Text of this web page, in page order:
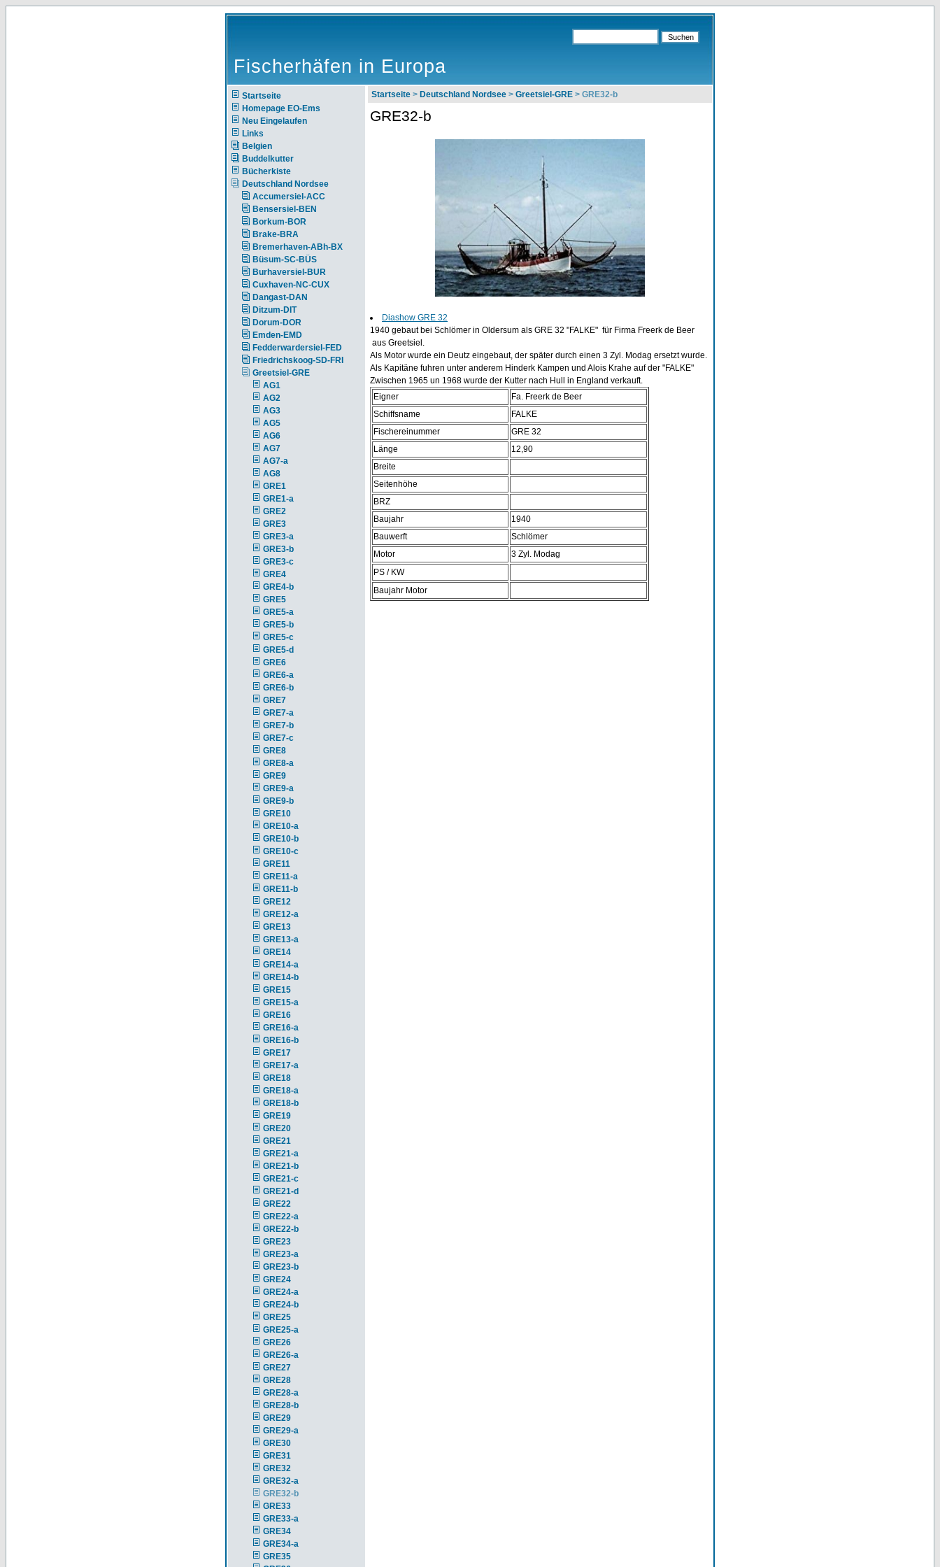
Fischerhäfen in Europa
Startseite
Homepage EO-Ems
Neu Eingelaufen
Links
Belgien
Buddelkutter
Bücherkiste
Deutschland Nordsee
Accumersiel-ACC
Bensersiel-BEN
Borkum-BOR
Brake-BRA
Bremerhaven-ABh-BX
Büsum-SC-BÜS
Burhaversiel-BUR
Cuxhaven-NC-CUX
Dangast-DAN
Ditzum-DIT
Dorum-DOR
Emden-EMD
Fedderwardersiel-FED
Friedrichskoog-SD-FRI
Greetsiel-GRE
AG1
AG2
AG3
AG5
AG6
AG7
AG7-a
AG8
GRE1
GRE1-a
GRE2
GRE3
GRE3-a
GRE3-b
GRE3-c
GRE4
GRE4-b
GRE5
GRE5-a
GRE5-b
GRE5-c
GRE5-d
GRE6
GRE6-a
GRE6-b
GRE7
GRE7-a
GRE7-b
GRE7-c
GRE8
GRE8-a
GRE9
GRE9-a
GRE9-b
GRE10
GRE10-a
GRE10-b
GRE10-c
GRE11
GRE11-a
GRE11-b
GRE12
GRE12-a
GRE13
GRE13-a
GRE14
GRE14-a
GRE14-b
GRE15
GRE15-a
GRE16
GRE16-a
GRE16-b
GRE17
GRE17-a
GRE18
GRE18-a
GRE18-b
GRE19
GRE20
GRE21
GRE21-a
GRE21-b
GRE21-c
GRE21-d
GRE22
GRE22-a
GRE22-b
GRE23
GRE23-a
GRE23-b
GRE24
GRE24-a
GRE24-b
GRE25
GRE25-a
GRE26
GRE26-a
GRE27
GRE28
GRE28-a
GRE28-b
GRE29
GRE29-a
GRE30
GRE31
GRE32
GRE32-a
GRE32-b
GRE33
GRE33-a
GRE34
GRE34-a
GRE35
Startseite > Deutschland Nordsee > Greetsiel-GRE > GRE32-b
GRE32-b
Diashow GRE 32
1940 gebaut bei Schlömer in Oldersum als GRE 32 "FALKE" für Firma Freerk de Beer
aus Greetsiel.
Als Motor wurde ein Deutz eingebaut, der später durch einen 3 Zyl. Modag ersetzt wurde.
Als Kapitäne fuhren unter anderem Hinderk Kampen und Alois Krahe auf der "FALKE"
Zwischen 1965 un 1968 wurde der Kutter nach Hull in England verkauft.
Eigner
Fa. Freerk de Beer
Schiffsname
FALKE
Fischereinummer
GRE 32
Länge
12,90
Breite
Seitenhöhe
BRZ
Baujahr
1940
Bauwerft
Schlömer
Motor
3 Zyl. Modag
PS / KW
Baujahr Motor